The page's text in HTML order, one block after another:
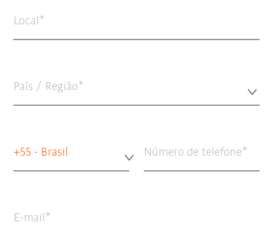
Local
País / Região*
+55 - Brasil Número de telefone
E-mail